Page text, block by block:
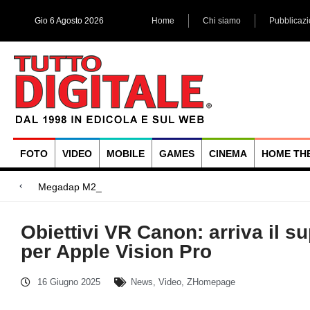
Gio 6 Agosto 2026 Home Chi siamo
FOTO VIDEO MOBILE GAMES CINEMA HOME
Megadap M2RF, il primo adatta
Blackmagic Design UltraStudio Express 3G, due accessori ad
Arri Rental, evoluzioni in arrivo
Obiettivi VR Canon: arriva il
per Apple Vision Pro
16 Giugno 2025 News, Video, ZHomepage